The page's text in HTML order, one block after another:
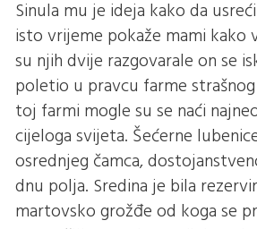
Sinula mu je ideja kako da
isto vrijeme pokaže mami kako
su njih dvije razgovarale on se
poletio u pravcu farme
toj farmi mogle su se naći
cijeloga svijeta. Šećerne
osrednjeg čamca,
dnu polja. Sredina je bila
martovsko grožđe od koga se